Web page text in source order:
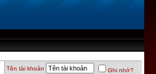
Tên tài khoản
Ghi nhớ?